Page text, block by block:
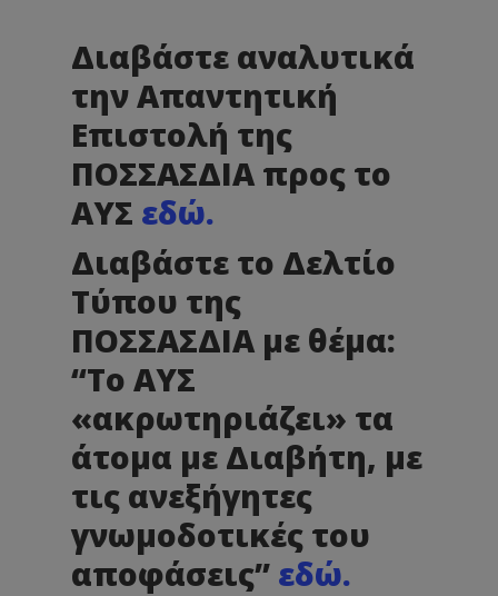
Διαβάστε αναλυτικά
την Απαντητική
Επιστολή της
ΠΟΣΣΑΣΔΙΑ προς το
ΑΥΣ εδώ.
Διαβάστε το Δελτίο
Τύπου της
ΠΟΣΣΑΣΔΙΑ με θέμα:
“Το ΑΥΣ
«ακρωτηριάζει» τα
άτομα με Διαβήτη, με
τις ανεξήγητες
γνωμοδοτικές του
αποφάσεις” εδώ.